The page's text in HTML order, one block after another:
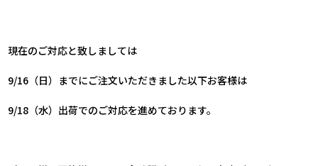
現在のご対応と致しましては
9/16（日）までにご注文いただきました以下お客様は
9/18（水）出荷でのご対応を進めております。